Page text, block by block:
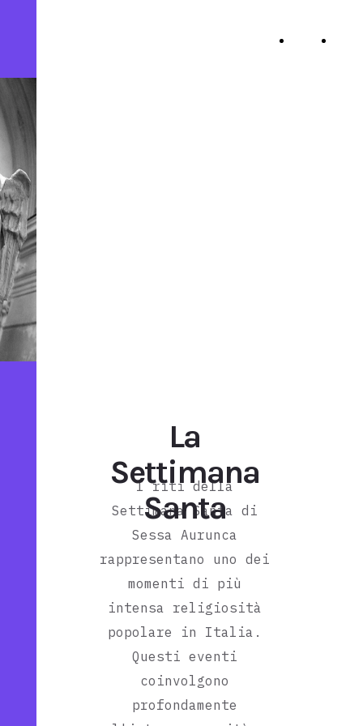
Home
La
Settimana
Santa
I riti della
Settimana Santa di
Sessa Aurunca
rappresentano uno dei
momenti di più
intensa religiosità
popolare in Italia.
Questi eventi
coinvolgono
profondamente